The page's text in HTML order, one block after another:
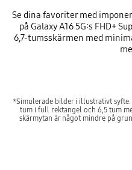
Se dina favoriter med
på Galaxy A16 5G:s FHD+
6,7-tumsskärmen med
*Simulerade bilder i illustrativt
tum i full rektangel och 6,5 tum
skärmytan är något mindre på